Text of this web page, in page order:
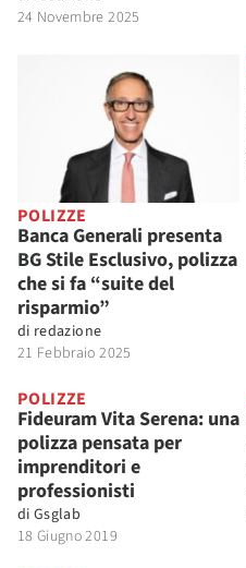
24 Novembre 2025
POLIZZE
Banca Generali presenta
BG Stile Esclusivo, polizza
che si fa “suite del
risparmio”
di redazione
21 Febbraio 2025
POLIZZE
Fideuram Vita Serena: una
polizza pensata per
imprenditori e
professionisti
di Gsglab
18 Giugno 2019